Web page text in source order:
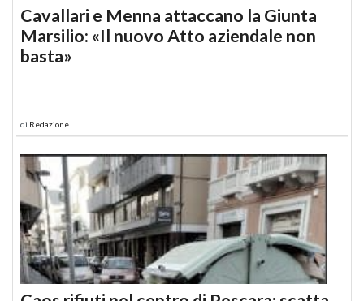
Cavallari e Menna attaccano la Giunta
Marsilio: «Il nuovo Atto aziendale non
basta»
di Redazione